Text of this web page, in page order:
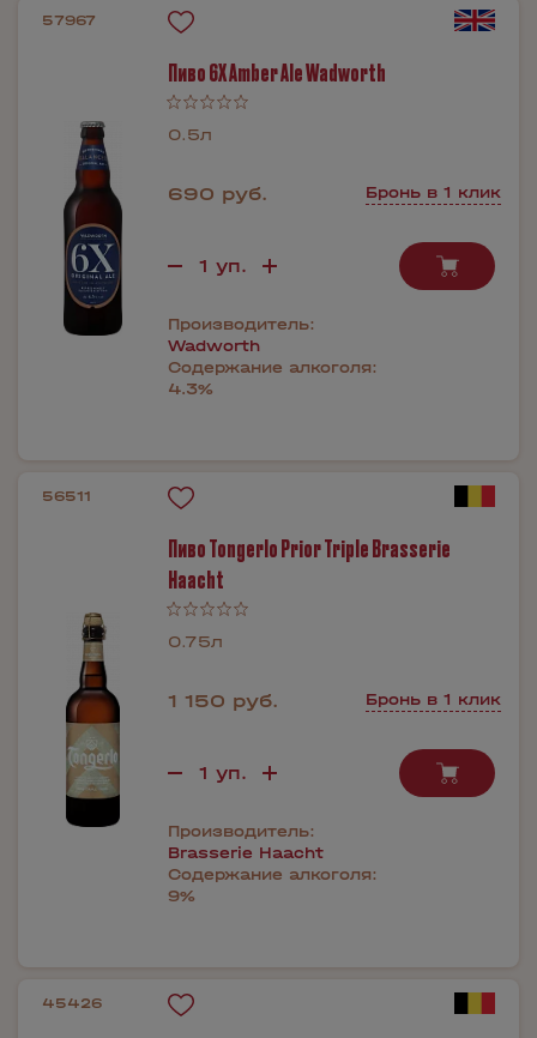
57967
Пиво 6X Amber Ale Wadworth
0.5л
690 руб. Бронь в 1 клик
Производитель:
Wadworth
Содержание алкоголя:
4.3%
56511
Пиво Tongerlo Prior Triple Brasserie
Haacht
0.75л
1 150 руб. Бронь в 1 клик
Производитель:
Brasserie Haacht
Содержание алкоголя:
9%
45426